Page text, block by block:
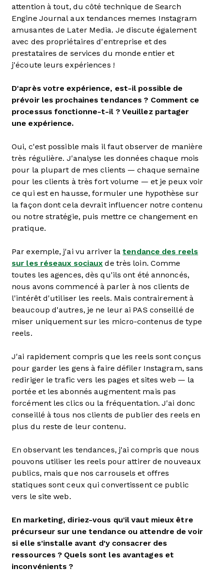
attention à tout, du côté technique de Search
Engine Journal aux tendances memes Instagram
amusantes de Later Media. Je discute également
avec des propriétaires d'entreprise et des
prestataires de services du monde entier et
j'écoute leurs expériences !
D'après votre expérience, est-il possible de
prévoir les prochaines tendances ? Comment ce
processus fonctionne-t-il ? Veuillez partager
une expérience.
Oui, c'est possible mais il faut observer de manière
très régulière. J'analyse les données chaque mois
pour la plupart de mes clients — chaque semaine
pour les clients à très fort volume — et je peux voir
ce qui est en hausse, formuler une hypothèse sur
la façon dont cela devrait influencer notre contenu
ou notre stratégie, puis mettre ce changement en
pratique.
Par exemple, j'ai vu arriver latendance des reels
sur les réseaux sociaux de très loin. Comme
toutes les agences, dès qu'ils ont été annoncés,
nous avons commencé à parler à nos clients de
l'intérêt d'utiliser les reels. Mais contrairement à
beaucoup d'autres, je ne leur ai PAS conseillé de
miser uniquement sur les micro-contenus de type
reels.
J'ai rapidement compris que les reels sont conçus
pour garder les gens à faire défiler Instagram, sans
rediriger le trafic vers les pages et sites web — la
portée et les abonnés augmentent mais pas
forcément les clics ou la fréquentation. J'ai donc
conseillé à tous nos clients de publier des reels en
plus du reste de leur contenu.
En observant les tendances, j'ai compris que nous
pouvons utiliser les reels pour attirer de nouveaux
publics, mais que nos carrousels et offres
statiques sont ceux qui convertissent ce public
vers le site web.
En marketing, diriez-vous qu'il vaut mieux être
précurseur sur une tendance ou attendre de voir
si elle s'installe avant d'y consacrer des
ressources ? Quels sont les avantages et
inconvénients ?